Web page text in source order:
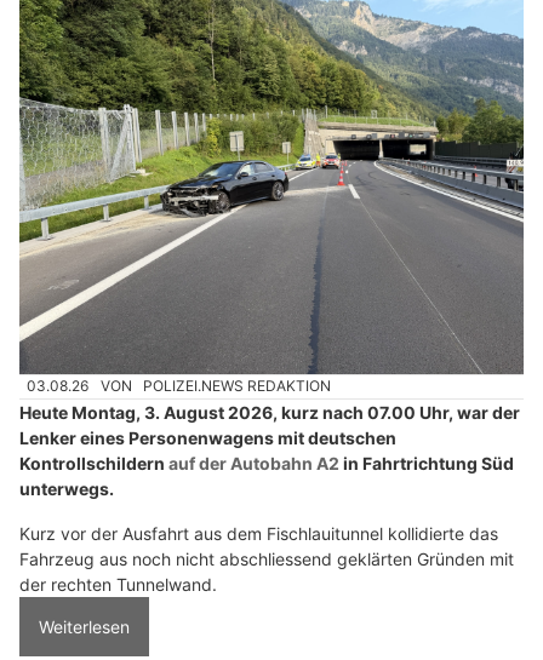
03.08.26 VON POLIZEI.NEWS REDAKTION
Heute Montag, 3. August 2026, kurz nach 07.00 Uhr, war der
Lenker eines Personenwagens mit deutschen
Kontrollschildern auf der Autobahn A2 in Fahrtrichtung Süd
unterwegs.
Kurz vor der Ausfahrt aus dem Fischlauitunnel kollidierte das
Fahrzeug aus noch nicht abschliessend geklärten Gründen mit
der rechten Tunnelwand.
Weiterlesen